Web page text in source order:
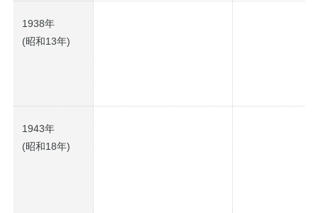
公式アカウント
日本ノート
1938年
(昭和13年)
1943年
(昭和18年)